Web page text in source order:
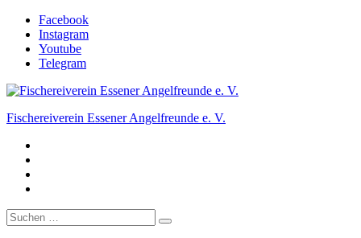
Zum
Inhalt
springen
Facebook
Instagram
Youtube
Telegram
Fischereiverein Essener Angelfreunde e. V.
Der Angelverein in Essen.
Suche
nach: